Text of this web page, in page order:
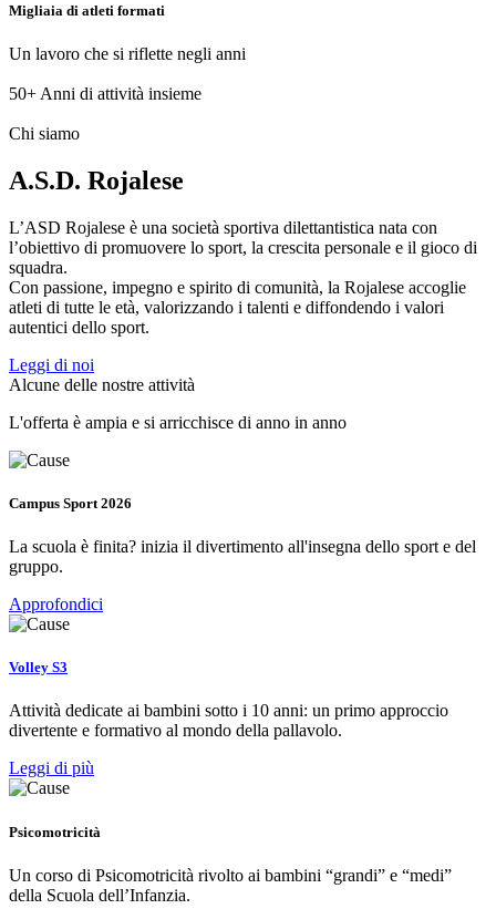
Migliaia di atleti formati
Un lavoro che si riflette negli anni
50+ Anni di attività insieme
Chi siamo
A.S.D. Rojalese
L’ASD Rojalese è una società sportiva dilettantistica nata con
l’obiettivo di promuovere lo sport, la crescita personale e il gioco di
squadra.
Con passione, impegno e spirito di comunità, la Rojalese accoglie
atleti di tutte le età, valorizzando i talenti e diffondendo i valori
autentici dello sport.
Leggi di noi
Alcune delle nostre attività
L'offerta è ampia e si arricchisce di anno in anno
Campus Sport 2026
La scuola è finita? inizia il divertimento all'insegna dello sport e del
gruppo.
Approfondici
Volley S3
Attività dedicate ai bambini sotto i 10 anni: un primo approccio
divertente e formativo al mondo della pallavolo.
Leggi di più
Psicomotricità
Un corso di Psicomotricità rivolto ai bambini “grandi” e “medi”
della Scuola dell’Infanzia.